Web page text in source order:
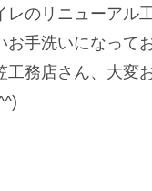
のリニューアル
手洗いになって
務店さん、大変